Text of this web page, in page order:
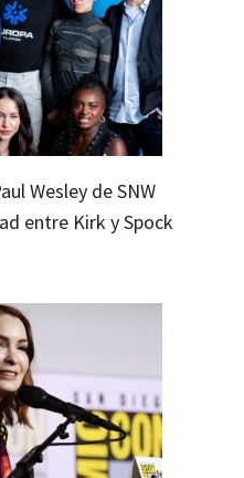
Wesley de SNW
entre Kirk y Spock